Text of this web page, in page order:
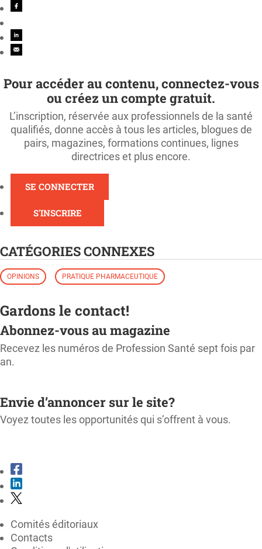
Pour accéder au contenu, connectez-vous
ou créez un compte gratuit.
L’inscription, réservée aux professionnels de la santé
qualifiés, donne accès à tous les articles, blogues de
pairs, magazines, formations continues, lignes
directrices et plus encore.
SE CONNECTER
S'INSCRIRE
CATÉGORIES CONNEXES
OPINIONS PRATIQUE PHARMACEUTIQUE
Gardons le contact!
Abonnez-vous au magazine
Recevez les numéros de Profession Santé sept fois par
an.
Envie d’annoncer sur le site?
Voyez toutes les opportunités qui s’offrent à vous.
Comités éditoriaux
Contacts